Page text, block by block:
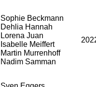
Sophie Beckmann
Dehlia Hannah
Lorena Juan
Isabelle Meiffert
Martin Murrenhoff
Nadim Samman